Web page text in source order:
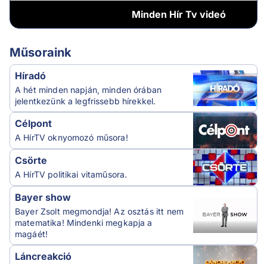
Minden Hír Tv videó
Műsoraink
Híradó
A hét minden napján, minden órában
jelentkezünk a legfrissebb hírekkel.
Célpont
A HírTV oknyomozó műsora!
Csörte
A HírTV politikai vitaműsora.
Bayer show
Bayer Zsolt megmondja! Az osztás itt nem
matematika! Mindenki megkapja a
magáét!
Láncreakció